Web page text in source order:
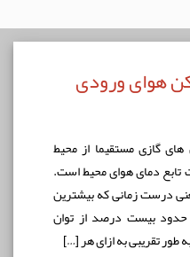
هوای ورودی
های گازی مستقيما از محيط
دمای هوای محيط است.
درست زمانی که بيشترين
بيست درصد از توان
تقریبی به ازای هر […]